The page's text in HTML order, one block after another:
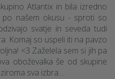
Atlantix in bila izredno
po našem okusu - sproti so
svatje in seveda tudi
Komaj so uspeli iti na pavzo
<3 Zaželela sem si jih pa
oboževalka še od skupine
sva izbra…